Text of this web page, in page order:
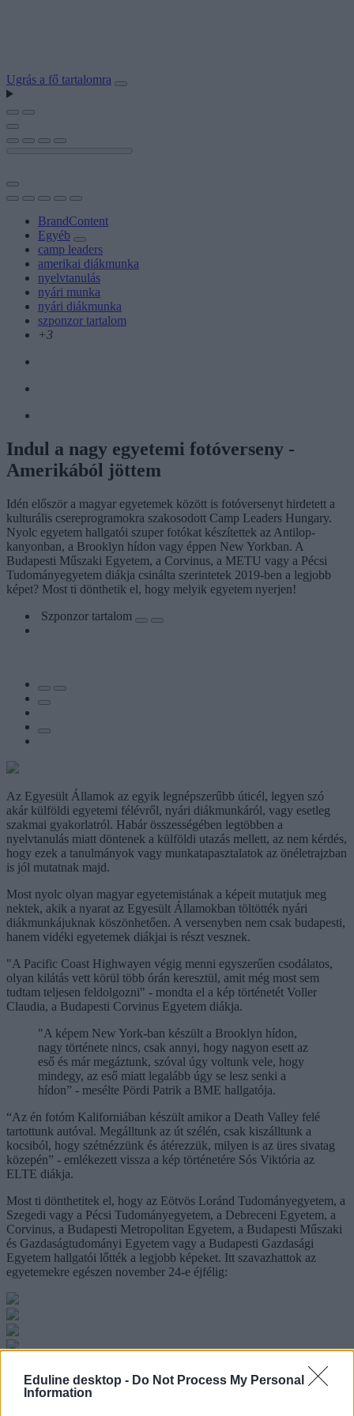
Eduline desktop - Do Not Process My Personal
Information
Ugrás a fő tartalomra
BrandContent
Egyéb
camp leaders
amerikai diákmunka
nyelvtanulás
nyári munka
nyári diákmunka
szponzor tartalom
+3
Indul a nagy egyetemi fotóverseny -
Amerikából jöttem
Idén először a magyar egyetemek között is fotóversenyt hirdetett a
kulturális csereprogramokra szakosodott Camp Leaders Hungary.
Nyolc egyetem hallgatói szuper fotókat készítettek az Antilop-
kanyonban, a Brooklyn hídon vagy éppen New Yorkban. A
Budapesti Műszaki Egyetem, a Corvinus, a METU vagy a Pécsi
Tudományegyetem diákja csinálta szerintetek 2019-ben a legjobb
képet? Most ti dönthetik el, hogy melyik egyetem nyerjen!
Szponzor tartalom
Az Egyesült Államok az egyik legnépszerűbb úticél, legyen szó
akár külföldi egyetemi félévről, nyári diákmunkáról, vagy esetleg
szakmai gyakorlatról. Habár összességében legtöbben a
nyelvtanulás miatt döntenek a külföldi utazás mellett, az nem kérdés,
hogy ezek a tanulmányok vagy munkatapasztalatok az önéletrajzban
is jól mutatnak majd.
Most nyolc olyan magyar egyetemistának a képeit mutatjuk meg
nektek, akik a nyarat az Egyesült Államokban töltötték nyári
diákmunkájuknak köszönhetően. A versenyben nem csak budapesti,
hanem vidéki egyetemek diákjai is részt vesznek.
"A Pacific Coast Highwayen végig menni egyszerűen csodálatos,
olyan kilátás vett körül több órán keresztül, amit még most sem
tudtam teljesen feldolgozni" - mondta el a kép történetét Voller
Claudia, a Budapesti Corvinus Egyetem diákja.
"A képem New York-ban készült a Brooklyn hídon,
nagy története nincs, csak annyi, hogy nagyon esett az
eső és már megáztunk, szóval úgy voltunk vele, hogy
mindegy, az eső miatt legalább úgy se lesz senki a
hídon” - mesélte Pördi Patrik a BME hallgatója.
“Az én fotóm Kaliforniában készült amikor a Death Valley felé
tartottunk autóval. Megálltunk az út szélén, csak kiszálltunk a
kocsiból, hogy szétnézzünk és átérezzük, milyen is az üres sivatag
közepén” - emlékezett vissza a kép történetére Sós Viktória az
ELTE diákja.
Most ti dönthetitek el, hogy az Eötvös Loránd Tudományegyetem, a
Szegedi vagy a Pécsi Tudományegyetem, a Debreceni Egyetem, a
Corvinus, a Budapesti Metropolitan Egyetem, a Budapesti Műszaki
és Gazdaságtudományi Egyetem vagy a Budapesti Gazdasági
Egyetem hallgatói lőtték a legjobb képeket. Itt szavazhattok az
egyetemekre egészen november 24-e éjfélig: